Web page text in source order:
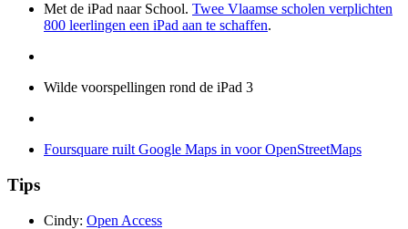
Met de iPad naar School. Twee Vlaamse scholen verplichten
800 leerlingen een iPad aan te schaffen.
Wilde voorspellingen rond de iPad 3
Foursquare ruilt Google Maps in voor OpenStreetMaps
Tips
Cindy: Open Access